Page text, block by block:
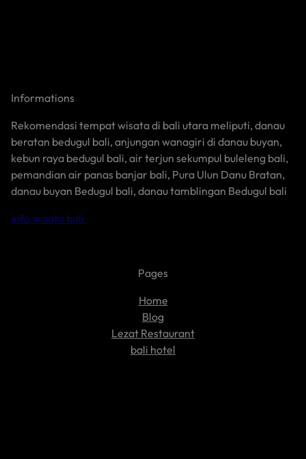
Informations
Rekomendasi tempat wisata di bali utara meliputi, danau
beratan bedugul bali, anjungan wanagiri di danau buyan,
kebun raya bedugul bali, air terjun sekumpul buleleng bali,
pemandian air panas banjar bali, Pura Ulun Danu Bratan,
danau buyan Bedugul bali, danau tamblingan Bedugul bali
info wisata bali
Pages
Home
Blog
Lezat Restaurant
bali hotel